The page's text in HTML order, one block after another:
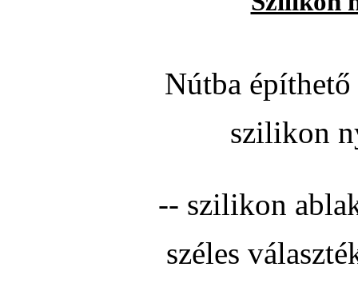
Nútba
szilikon
-- szilikon
széles